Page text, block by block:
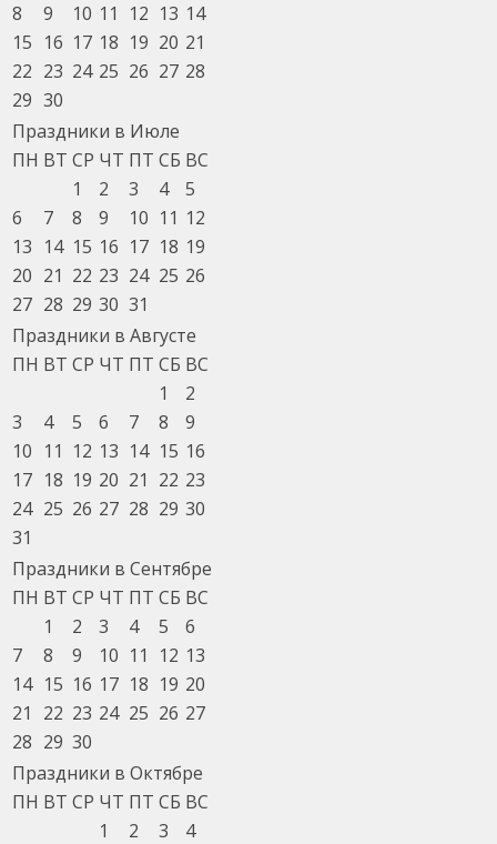
8
9 10 11 12 13 14
15 16 17 18 19 20 21
22 23 24 25 26 27 28
29 30
Праздники в Июле
ПН ВТ СР ЧТ ПТ СБ ВС
1
2 3 4
5
6
7 8 9 10 11 12
13 14 15 16 17 18 19
20 21 22 23 24 25 26
27 28 29 30 31
Праздники в Августе
ПН ВТ СР ЧТ ПТ СБ ВС
1
2
3
4 5 6 7 8
9
10 11 12 13 14 15 16
17 18 19 20 21 22 23
24 25 26 27 28 29 30
31
Праздники в Сентябре
ПН ВТ СР ЧТ ПТ СБ ВС
1
2 3 4 5
6
7
8 9 10 11 12 13
14 15 16 17 18 19 20
21
22 23 24 25 26 27
28 29 30
Праздники в Октябре
ПН ВТ СР ЧТ ПТ СБ ВС
1
2 3
4